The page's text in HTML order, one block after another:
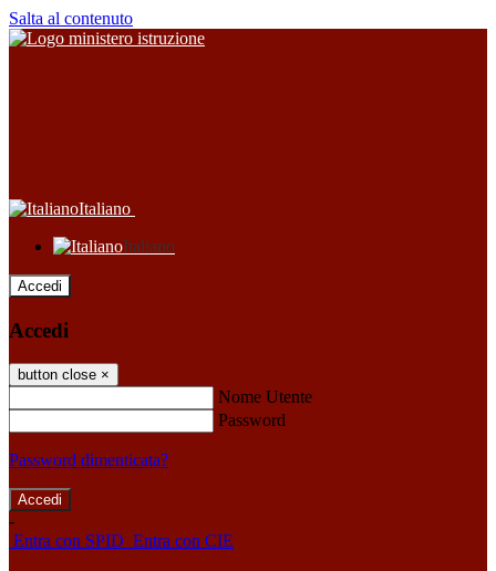
Salta al contenuto
Italiano
Italiano
Accedi
Accedi
button close ×
Nome Utente
Password
Password dimenticata?
-
Entra con SPID Entra con CIE